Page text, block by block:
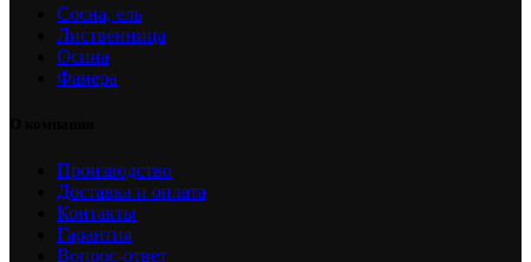
Сосна, ель
Лиственница
Осина
Фанера
Производство
Доставка и оплата
Контакты
Гарантия
Вопрос-ответ